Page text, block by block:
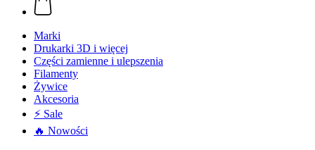
Marki
Drukarki 3D i więcej
Części zamienne i ulepszenia
Filamenty
Żywice
Akcesoria
⚡ Sale
🔥 Nowości